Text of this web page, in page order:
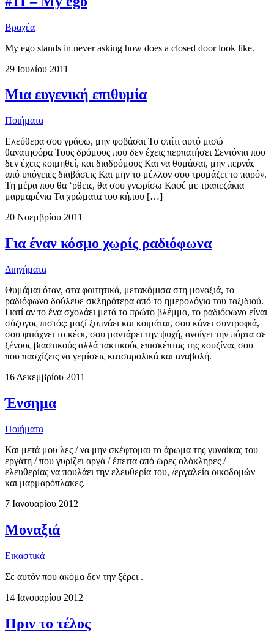
Βραχέα
My ego stands in never asking how does a closed door look like.
29 Ιουλίου 2011
Μια ευγενική επιθυμία
Ποιήματα
Ελεύθερα σου γράφω, μην φοβάσαι Το σπίτι αυτό μισώ
θανατηφόρα Τους δρόμους που δεν έχεις περπατήσει Σεντόνια που
δεν έχεις κοιμηθεί, και διαδρόμους Και να θυμάσαι, μην περνάς
από υπόγειες διαβάσεις Και μην το μέλλον σου τρομάζει το παρόν.
Τη μέρα που θα ‘ρθεις, θα σου γνωρίσω Καφέ με τραπεζάκια
μαρμαρένια Τα χρώματα του κήπου […]
20 Νοεμβρίου 2011
Για έναν κόσμο χωρίς ραδιόφωνα
Διηγήματα
Θυμάμαι όταν, στα φοιτητικά, μετακόμισα στη μοναξιά, το
ραδιόφωνο δούλευε σκληρότερα από το ημερολόγια του ταξιδιού.
Γιατί αν το ένα σχολάει μετά το πρώτο βλέμμα, το ραδιόφωνο είναι
σύζυγος πιστός: μαζί ξυπνάει και κοιμάται, σου κάνει συντροφιά,
σου φτιάχνει το κέφι, σου μαντάρει την ψυχή, ανοίγει την πόρτα σε
ξένους βιαστικούς αλλά τακτικούς επισκέπτας της κουζίνας σου
που πασχίζεις να γεμίσεις κατσαρολικά και αναβολή.
16 Δεκεμβρίου 2011
Ένσημα
Ποιήματα
Και μετά μου λες / να μην σκέφτομαι το άρωμα της γυναίκας του
εργάτη / που γυρίζει αργά / έπειτα από ώρες ολόκληρες /
ελευθερίας να πουλάει την ελευθερία του, /εργαλεία οικοδομών
και μαρμαρόπλακες.
7 Ιανουαρίου 2012
Μοναξιά
Εικαστικά
Σε αυτόν που ακόμα δεν την ξέρει .
14 Ιανουαρίου 2012
Πριν το τέλος